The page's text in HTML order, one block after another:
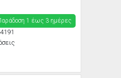
1 έως 3 ημέρες